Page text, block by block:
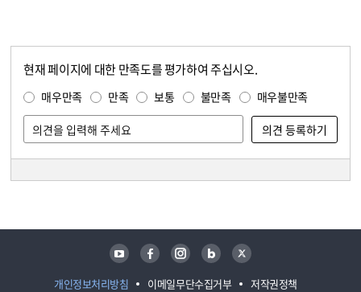
현재 페이지에 대한 만족도를 평가하여 주십시오.
매우만족 만족 보통 불만족 매우불만족
개인정보처리방침 이메일무단수집거부 저작권정책
유튜브 페이스북 인스타그램 블로그 트위터